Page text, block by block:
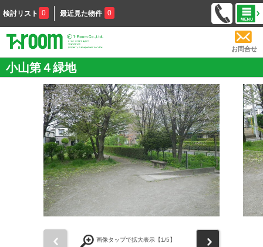
検討リスト 0 最近見た物件 0
お問合せ
小山第４緑地
画像タップで拡大表示【1/5】